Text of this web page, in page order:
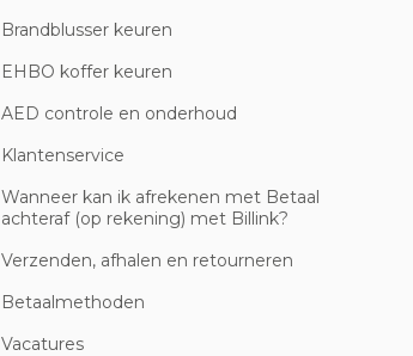
Brandblusser keuren
EHBO koffer keuren
AED controle en onderhoud
Klantenservice
Wanneer kan ik afrekenen met Betaal
achteraf (op rekening) met Billink?
Verzenden, afhalen en retourneren
Betaalmethoden
Vacatures